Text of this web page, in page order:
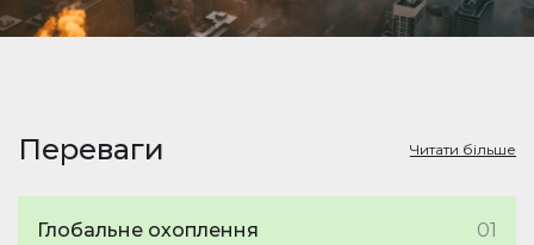
Переваги Читати більше
Глобальне охоплення 01